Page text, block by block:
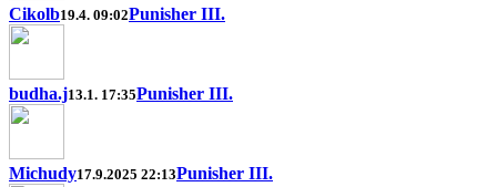
Cikolb19.4. 09:02Punisher III.
budha.j13.1. 17:35Punisher III.
Michudy17.9.2025 22:13Punisher III.